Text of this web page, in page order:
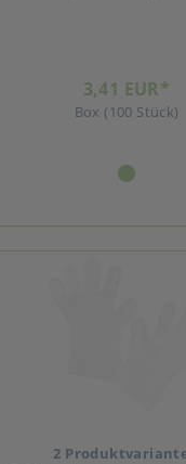
3,41 EUR*
Box (100 Stück)
2